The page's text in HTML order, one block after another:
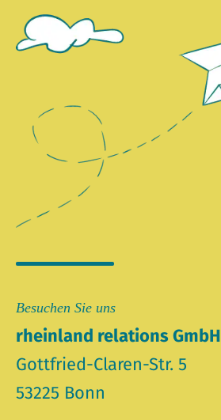
Besuchen Sie uns
rheinland relations GmbH
Gottfried-Claren-Str. 5
53225 Bonn